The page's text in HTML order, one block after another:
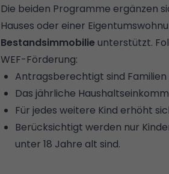
Die beiden Programme ergänzen
Hauses oder einer
Bestandsimmobilie unterstützt.
WEF-Förderung:
Antragsberechtigt sind
Das jährliche
Für jedes weitere Kind erhöht
Berücksichtigt werden nur
unter 18 Jahre alt sind.